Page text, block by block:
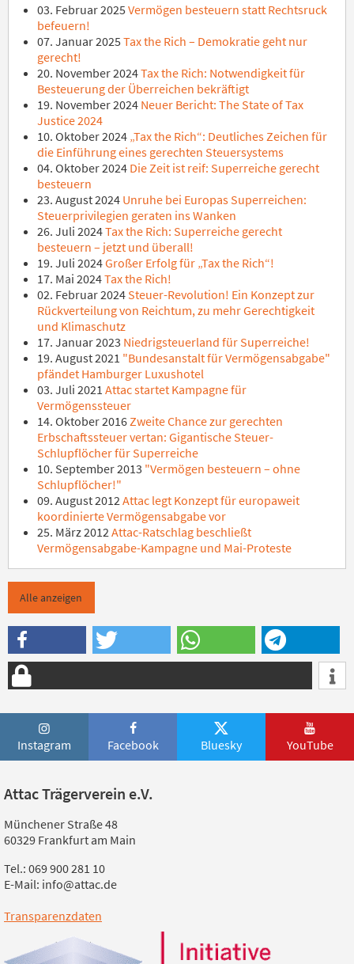
03. Februar 2025 Vermögen besteuern statt Rechtsruck
befeuern!
07. Januar 2025 Tax the Rich – Demokratie geht nur
gerecht!
20. November 2024Tax the Rich: Notwendigkeit für
Besteuerung der Überreichen bekräftigt
19. November 2024 Neuer Bericht: The State of Tax
Justice 2024
10. Oktober 2024 „Tax the Rich“: Deutliches Zeichen für
die Einführung eines gerechten Steuersystems
04. Oktober 2024 Die Zeit ist reif: Superreiche gerecht
besteuern
23. August 2024 Unruhe bei Europas Superreichen:
Steuerprivilegien geraten ins Wanken
26. Juli 2024Tax the Rich: Superreiche gerecht
besteuern – jetzt und überall!
19. Juli 2024Großer Erfolg für „Tax the Rich“!
17. Mai 2024Tax the Rich!
02. Februar 2024 Steuer-Revolution! Ein Konzept zur
Rückverteilung von Reichtum, zu mehr Gerechtigkeit
und Klimaschutz
17. Januar 2023 Niedrigsteuerland für Superreiche!
19. August 2021 "Bundesanstalt für Vermögensabgabe"
pfändet Hamburger Luxushotel
03. Juli 2021 Attac startet Kampagne für
Vermögenssteuer
14. Oktober 2016 Zweite Chance zur gerechten
Erbschaftssteuer vertan: Gigantische Steuer-
Schlupflöcher für Superreiche
10. September 2013 "Vermögen besteuern – ohne
Schlupflöcher!"
09. August 2012 Attac legt Konzept für europaweit
koordinierte Vermögensabgabe vor
25. März 2012 Attac-Ratschlag beschließt
Vermögensabgabe-Kampagne und Mai-Proteste
Alle anzeigen
Instagram Facebook Bluesky YouTube
Attac Trägerverein e.V.
Münchener Straße 48
60329 Frankfurt am Main
Tel.: 069 900 281 10
E-Mail: info@attac.de
Transparenzdaten